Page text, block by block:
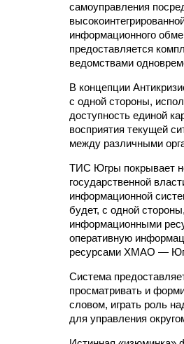
самоуправления
информационного
предоставляется
ведомствами
В концепции
с одной стороны,
доступность единой
восприятия текущей
между различными
ТИС Югры покрывает
государственной
информационной
будет, с одной
информационными
оперативную
ресурсами ХМАО —
Система
просматривать и
словом, играть роль
для управления